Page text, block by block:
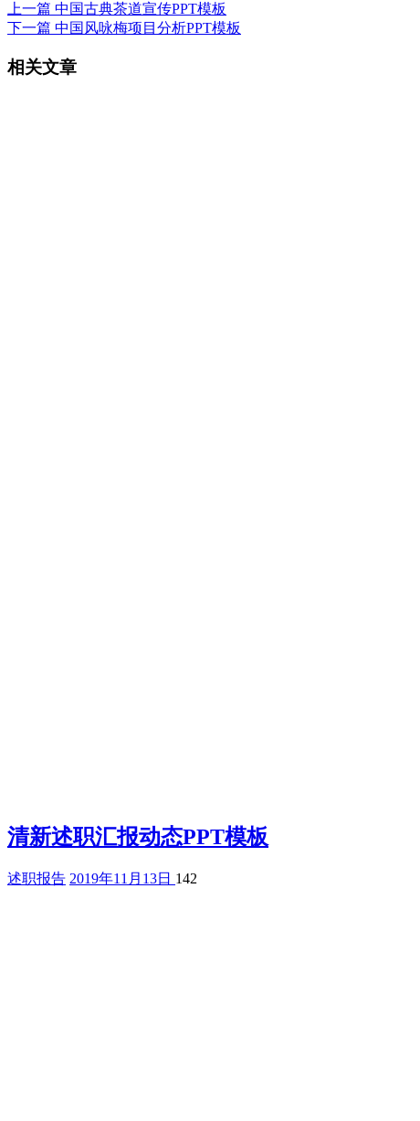
上一篇 中国古典茶道宣传PPT模板
下一篇 中国风咏梅项目分析PPT模板
相关文章
清新述职汇报动态PPT模板
述职报告 2019年11月13日 142